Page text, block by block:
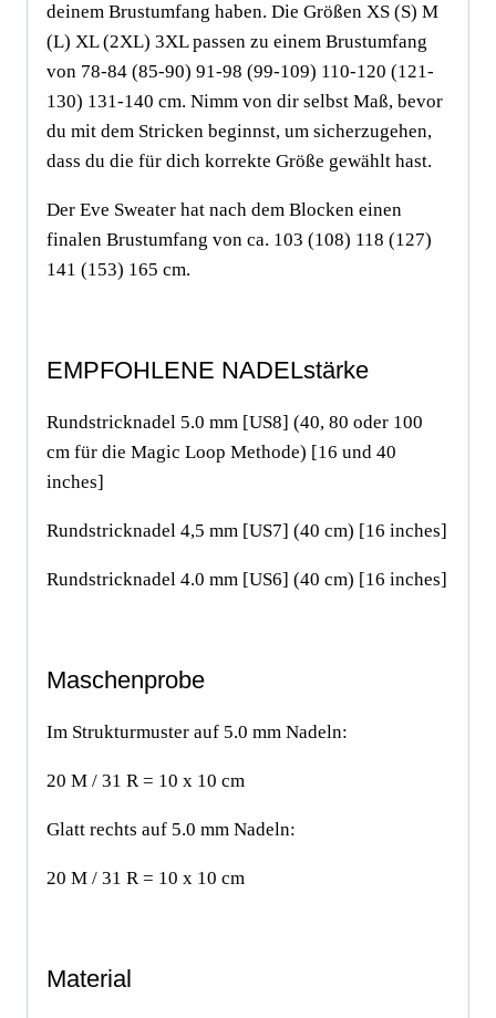
deinem Brustumfang haben. Die Größen XS (S) M
(L) XL (2XL) 3XL passen zu einem Brustumfang
von 78-84 (85-90) 91-98 (99-109) 110-120 (121-
130) 131-140 cm. Nimm von dir selbst Maß, bevor
du mit dem Stricken beginnst, um sicherzugehen,
dass du die für dich korrekte Größe gewählt hast.
Der Eve Sweater hat nach dem Blocken einen
finalen Brustumfang von ca. 103 (108) 118 (127)
141 (153) 165 cm.
EMPFOHLENE NADELstärke
Rundstricknadel 5.0 mm [US8] (40, 80 oder 100
cm für die Magic Loop Methode) [16 und 40
inches]
Rundstricknadel 4,5 mm [US7] (40 cm) [16 inches]
Rundstricknadel 4.0 mm [US6] (40 cm) [16 inches]
Maschenprobe
Im Strukturmuster auf 5.0 mm Nadeln:
20 M / 31 R = 10 x 10 cm
Glatt rechts auf 5.0 mm Nadeln:
20 M / 31 R = 10 x 10 cm
Material